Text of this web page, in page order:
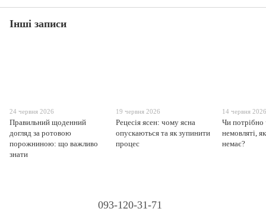
Інші записи
24 червня 2026
Правильний щоденний
догляд за ротовою
порожниною: що важливо
знати
19 червня 2026
Рецесія ясен: чому ясна
опускаються та як зупинити
процес
14 червня
Чи потрібно
немовляті,
немає?
093-120-31-71